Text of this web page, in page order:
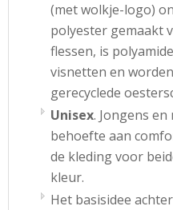
(met wolkje-logo)
polyester gemaakt
flessen, is
visnetten en
gerecyclede
Unisex. Jongens
behoefte aan
de kleding voor
kleur.
Het basisidee